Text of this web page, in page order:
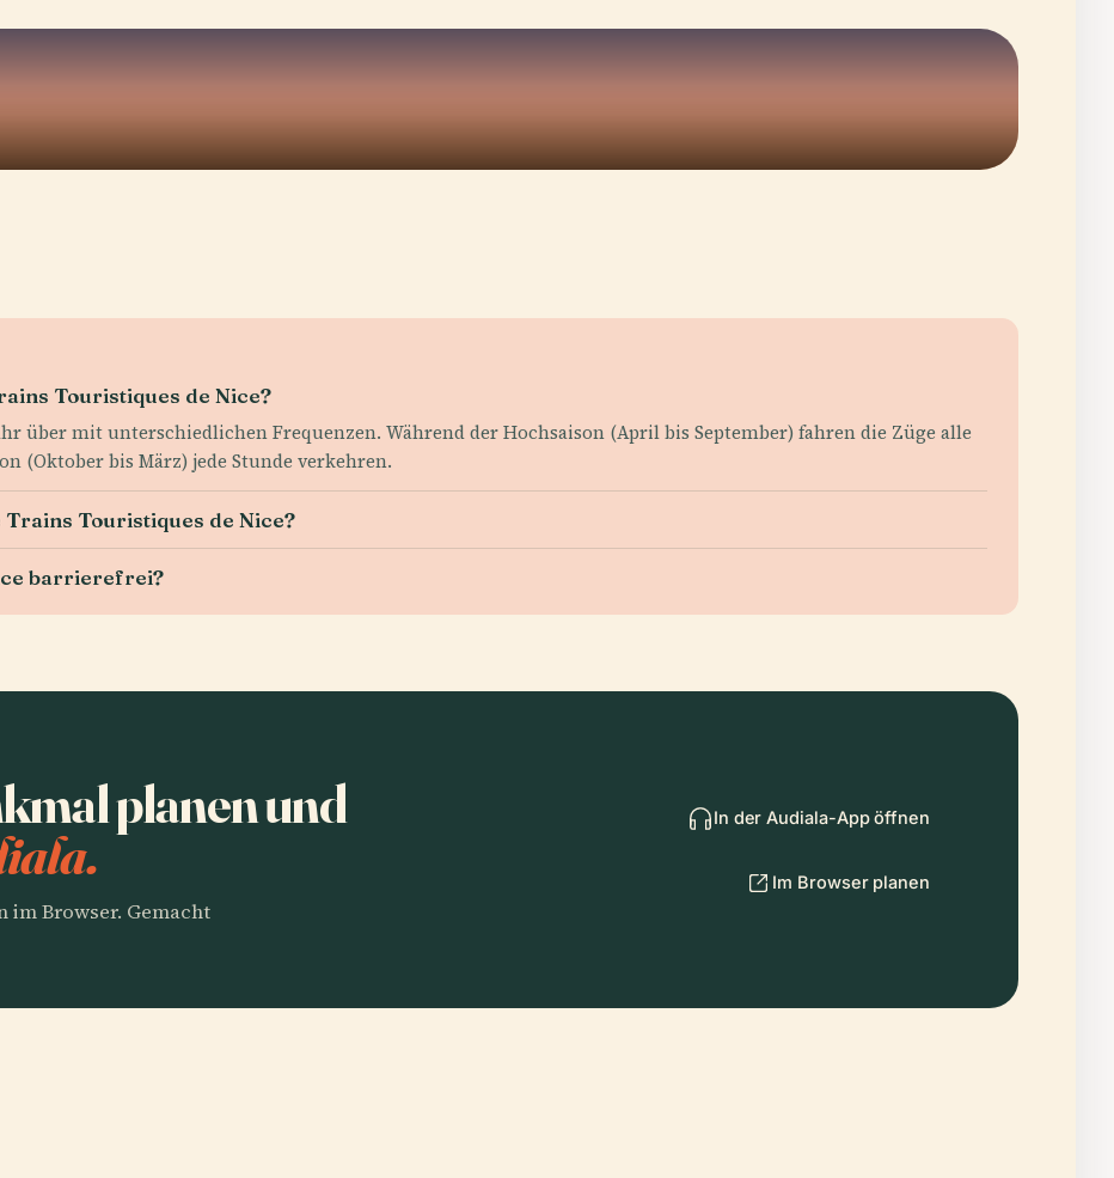
Touristiques de Nice?
über mit unterschiedlichen Frequenzen. Während der Hochsaison (April bis September) fahren die Züge alle
(Oktober bis März) jede Stunde verkehren.
Touristiques de Nice?
barrierefrei?
planen und
im Browser. Gemacht
In der Audiala-App öffnen
Im Browser planen